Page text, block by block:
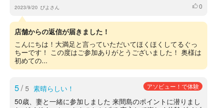
2023/9/20 ぴよさん いいね
0
店舗からの返信が届きました！
こんにちは！大満足と言っていただいてほくほくしてるぐっ
ちーです！ この度はご参加ありがとうございました！ 奥様は
初めての...
5/ 5 素晴らしい！ アソビュー！で体験
50歳、妻と一緒に参加しました 来間島のポイントに潜りまし